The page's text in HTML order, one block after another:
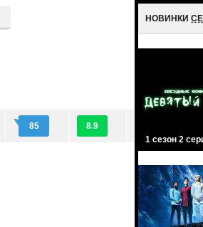
85 8.9
НОВИНКИ
1 сезон 2